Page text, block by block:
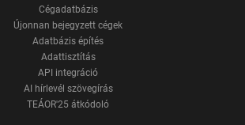
Cégadatbázis
Újonnan bejegyzett cégek
Adatbázis építés
Adattisztítás
API integráció
AI hírlevél szövegírás
TEÁOR'25 átkódoló